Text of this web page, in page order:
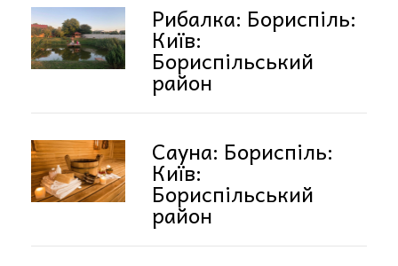
Рибалка: Бориспіль:
Київ:
Бориспільський
район
Сауна: Бориспіль:
Київ:
Бориспільський
район